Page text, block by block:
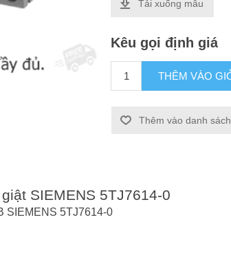
Tải xuống mẫu
Kêu gọi định giá
THÊM VÀO
Thêm vào danh
SIEMENS 5TJ7614-0
SIEMENS 5TJ7614-0